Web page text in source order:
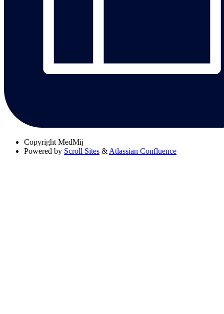
Copyright MedMij
Powered by Scroll Sites &Atlassian Confluence